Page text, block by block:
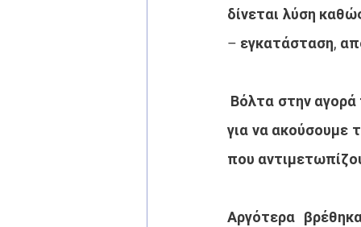
δίνεται λύση
– εγκατάσταση,
Βόλτα στην αγορά
για να ακούσουμε
που
Αργότερα